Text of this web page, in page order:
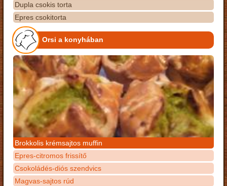
Dupla csokis torta
Epres csokitorta
Orsi a konyhában
Brokkolis krémsajtos muffin
Epres-citromos frissítő
Csokoládés-diós szendvics
Magvas-sajtos rúd